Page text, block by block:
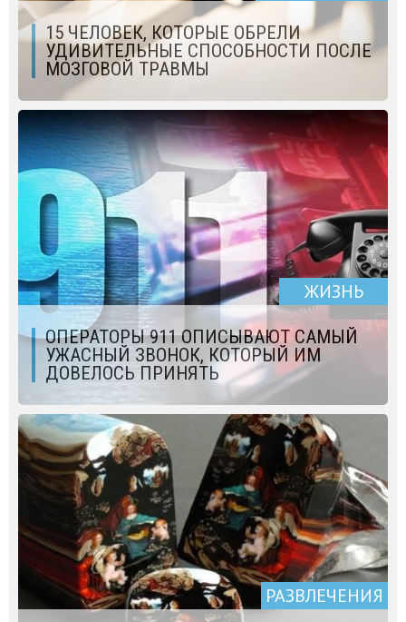
15 ЧЕЛОВЕК, КОТОРЫЕ ОБРЕЛИ
УДИВИТЕЛЬНЫЕ СПОСОБНОСТИ ПОСЛЕ
МОЗГОВОЙ ТРАВМЫ
ЖИЗНЬ
ОПЕРАТОРЫ 911 ОПИСЫВАЮТ САМЫЙ
УЖАСНЫЙ ЗВОНОК, КОТОРЫЙ ИМ
ДОВЕЛОСЬ ПРИНЯТЬ
РАЗВЛЕЧЕНИЯ